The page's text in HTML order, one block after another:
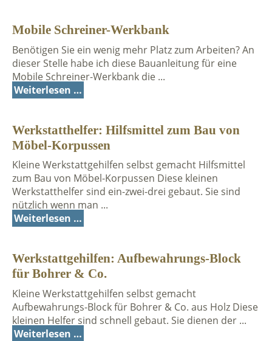
Mobile Schreiner-Werkbank
Benötigen Sie ein wenig mehr Platz zum Arbeiten? An
dieser Stelle habe ich diese Bauanleitung für eine
Mobile Schreiner-Werkbank die ...
Weiterlesen …
Werkstatthelfer: Hilfsmittel zum Bau von
Möbel-Korpussen
Kleine Werkstattgehilfen selbst gemacht Hilfsmittel
zum Bau von Möbel-Korpussen Diese kleinen
Werkstatthelfer sind ein-zwei-drei gebaut. Sie sind
nützlich wenn man ...
Weiterlesen …
Werkstattgehilfen: Aufbewahrungs-Block
für Bohrer & Co.
Kleine Werkstattgehilfen selbst gemacht
Aufbewahrungs-Block für Bohrer & Co. aus Holz Diese
kleinen Helfer sind schnell gebaut. Sie dienen der ...
Weiterlesen …